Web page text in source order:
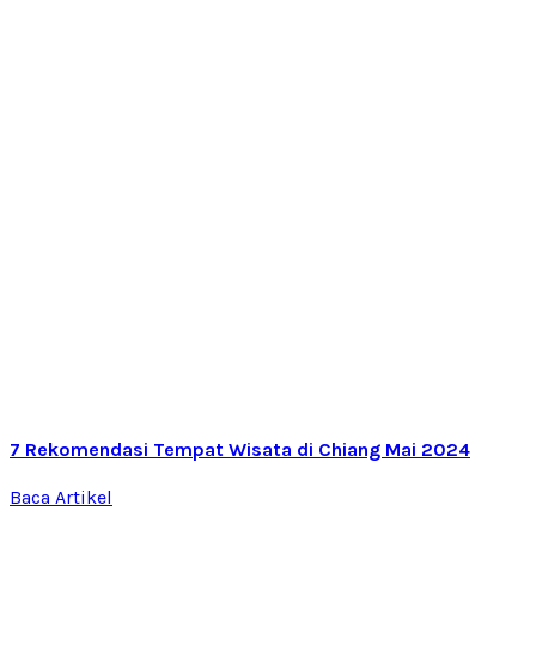
7 Rekomendasi Tempat Wisata di Chiang Mai 2024
Baca Artikel